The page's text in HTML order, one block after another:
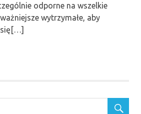
odporne na wszelkie
wytrzymałe, aby
się[…]